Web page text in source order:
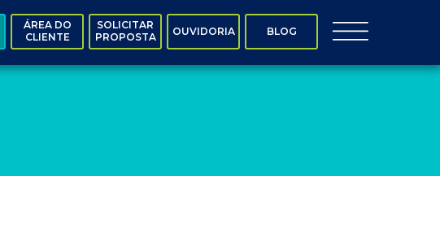
BLOG
OUVIDORIA
SOLICITAR
PROPOSTA
ÁREA DO
CLIENTE